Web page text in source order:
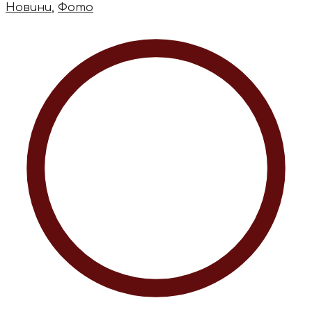
Новини, Фото